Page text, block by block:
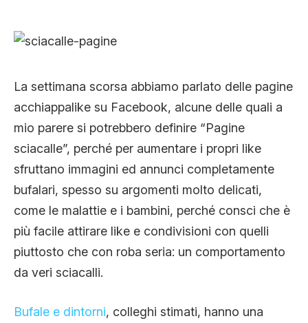
EVERGREEN
EDITORIALI
TRUFFE E SOCIAL NETWORK
CLIMA ED ENERGIA
CONTATTI
La settimana scorsa abbiamo parlato delle pagine
acchiappalike su Facebook, alcune delle quali a
mio parere si potrebbero definire “Pagine
sciacalle”, perché per aumentare i propri like
sfruttano immagini ed annunci completamente
bufalari, spesso su argomenti molto delicati,
come le malattie e i bambini, perché consci che è
più facile attirare like e condivisioni con quelli
piuttosto che con roba seria: un comportamento
da veri sciacalli.
Bufale e dintorni, colleghi stimati, hanno una